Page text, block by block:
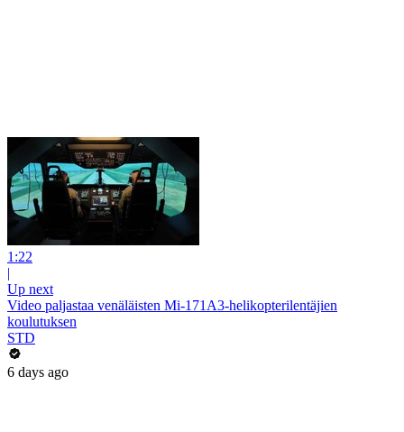
1:22
|
Up next
Video paljastaa venäläisten Mi-171A3-helikopterilentäjien
koulutuksen
STD
6 days ago